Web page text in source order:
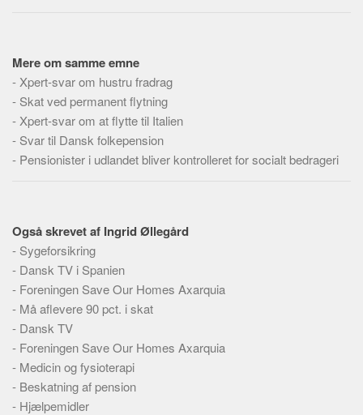
Skatter og afgifter
Statistik
Praktisk
Alle
Meta
Skribenter
Personer
Steder
Kilder
Om
Webstedet
Forhistorien
Mere om samme emne
- Xpert-svar om hustru fradrag
- Skat ved permanent flytning
- Xpert-svar om at flytte til Italien
- Svar til Dansk folkepension
- Pensionister i udlandet bliver kontrolleret for socialt bedrageri
Også skrevet af Ingrid Øllegård
- Sygeforsikring
- Dansk TV i Spanien
- Foreningen Save Our Homes Axarquia
- Må aflevere 90 pct. i skat
- Dansk TV
- Foreningen Save Our Homes Axarquia
- Medicin og fysioterapi
- Beskatning af pension
- Hjælpemidler